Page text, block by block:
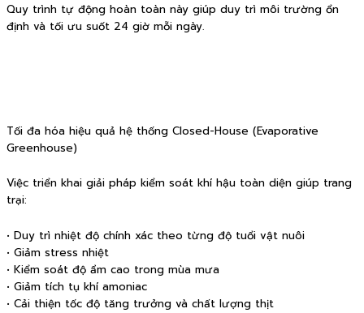
Quy trình tự động hoàn toàn này giúp duy trì môi trường ổn
định và tối ưu suốt 24 giờ mỗi ngày.
Tối đa hóa hiệu quả hệ thống Closed-House (Evaporative
Greenhouse)
Việc triển khai giải pháp kiểm soát khí hậu toàn diện giúp trang
trại:
• Duy trì nhiệt độ chính xác theo từng độ tuổi vật nuôi
• Giảm stress nhiệt
• Kiểm soát độ ẩm cao trong mùa mưa
• Giảm tích tụ khí amoniac
• Cải thiện tốc độ tăng trưởng và chất lượng thịt